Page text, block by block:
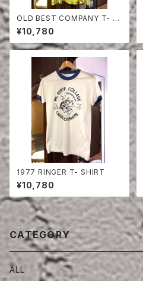
OLD BEST COMPANY T- S
HIRT
¥10,780
1977 RINGER T- SHIRT
¥10,780
CATEGORY
ALL